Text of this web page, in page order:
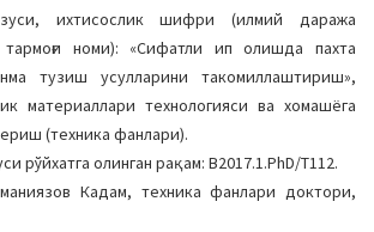
ихтисослик шифри (илмий даража
номи): «Сифатли ип олишда пахта
тузиш усулларини такомиллаштириш»,
материаллари технологияси ва хомашёга
(техника фанлари).
рўйхатга олинган рақам: B2017.1.PhD/T112.
Кадам, техника фанлари доктори,